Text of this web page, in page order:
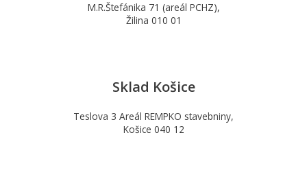
M.R.Štefánika 71 (areál PCHZ),
Žilina 010 01
Sklad Košice
Teslova 3 Areál REMPKO stavebniny,
Košice 040 12